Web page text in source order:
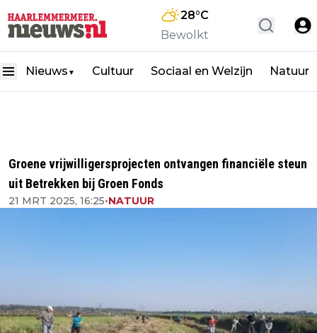
28°C
Bewolkt
Nieuws ▼ Cultuur Sociaal en Welzijn Natuur
Groene vrijwilligersprojecten ontvangen financiële steun
uit Betrekken bij Groen Fonds
21 MRT 2025, 16:25•NATUUR